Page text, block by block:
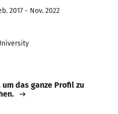
2017 - Nov. 2022
um das ganze Profil zu